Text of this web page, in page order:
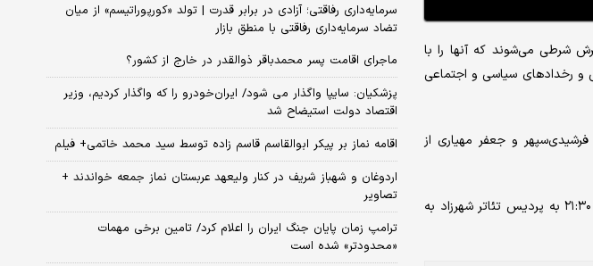
شرطی می‌‌‌شوند که آنها را با
و رخدادهای سیاسی و اجتماعی
و جعفر مهیاری از
مخاطبان بالای ۱۵سال برای دیدن «وقتی الاغ‌‌‌ها عاشق می‌‌‌شوند» تا ۱۵اردیبهشت فرصت دارند هر روز ساعت ۲۱:۳۰ به پردیس تئاتر شهرزاد به
سرمایه‌داری رفاقتی؛ آزادی در برابر قدرت | تولد «کورپوراتیسم» از میان
تضاد سرمایه‌داری رفاقتی با منطق بازار
ماجرای اقامت پسر محمدباقر ذوالقدر در خارج از کشور؟
پزشکیان: سایپا واگذار می شود/ ایران‌خودرو را که واگذار کردیم، وزیر
اقتصاد دولت استیضاح شد
اقامه نماز بر پیکر ابوالقاسم قاسم زاده توسط سید محمد خاتمی+ فیلم
اردوغان و شهباز شریف در کنار ولیعهد عربستان نماز جمعه خواندند +
تصاویر
ترامپ زمان پایان جنگ ایران را اعلام کرد/ تامین برخی مهمات
«محدودتر» شده است